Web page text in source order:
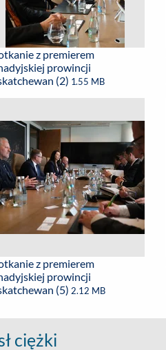
z premierem
prowincji
(2) 1.55 MB
z premierem
prowincji
(5) 2.12 MB
ciężki